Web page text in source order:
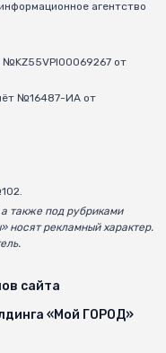
агентство
№KZ55VPI00069267 от
№16487-ИА от
также под рубриками
носят рекламный характер.
сайта
«Мой ГОРОД»